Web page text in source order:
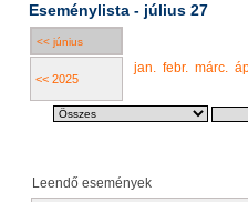
Eseménylista - július 27
<< június
<< 2025
jan. febr. márc.
Leendő események